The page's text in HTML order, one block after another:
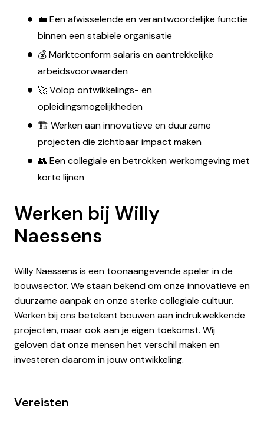
💼 Een afwisselende en verantwoordelijke functie
binnen een stabiele organisatie
💰 Marktconform salaris en aantrekkelijke
arbeidsvoorwaarden
🚀 Volop ontwikkelings- en
opleidingsmogelijkheden
🏗️ Werken aan innovatieve en duurzame
projecten die zichtbaar impact maken
👥 Een collegiale en betrokken werkomgeving met
korte lijnen
Werken bij Willy
Naessens
Willy Naessens is een toonaangevende speler in de
bouwsector. We staan bekend om onze innovatieve en
duurzame aanpak en onze sterke collegiale cultuur.
Werken bij ons betekent bouwen aan indrukwekkende
projecten, maar ook aan je eigen toekomst. Wij
geloven dat onze mensen het verschil maken en
investeren daarom in jouw ontwikkeling.
Vereisten